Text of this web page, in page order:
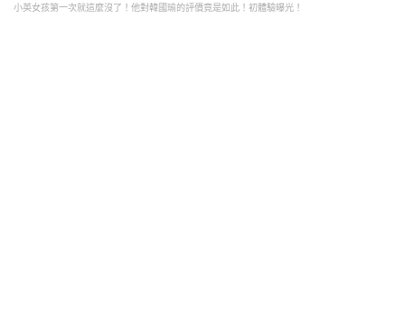
小英女孩第一次就這麼沒了！他對韓國瑜的評價竟是如此！初體驗曝光！